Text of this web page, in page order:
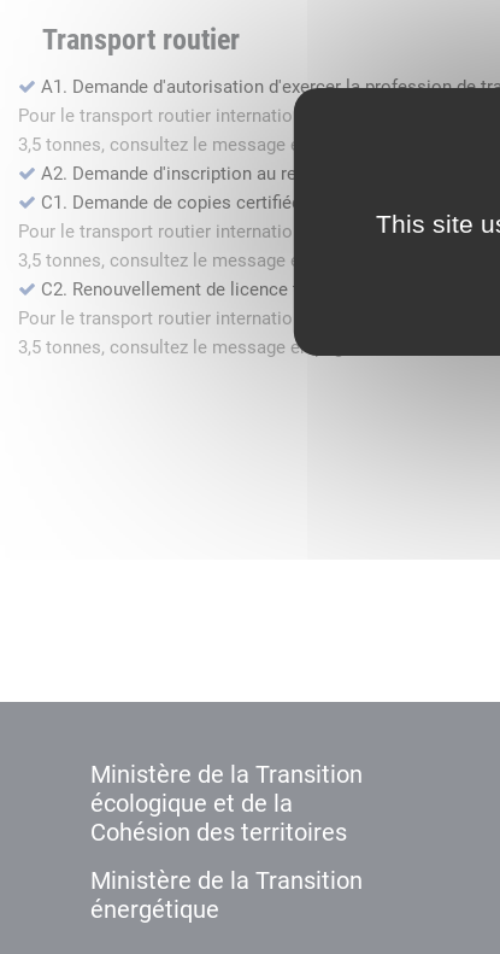
This site
Transport routier
A1. Demande d'autorisation d'exercer la profession de
Pour le transport routier international de marchandises
3,5 tonnes, consultez le message en page d'accueil.
A2. Demande d'inscription au registre des
C1. Demande de copies certifiées conformes
Pour le transport routier international de marchandises
3,5 tonnes, consultez le message en page d'accueil.
C2. Renouvellement de licence transport routier
Pour le transport routier international de marchandises
3,5 tonnes, consultez le message en page d'accueil.
Ministère de la Transition
écologique et de la
Cohésion des territoires
Ministère de la Transition
énergétique